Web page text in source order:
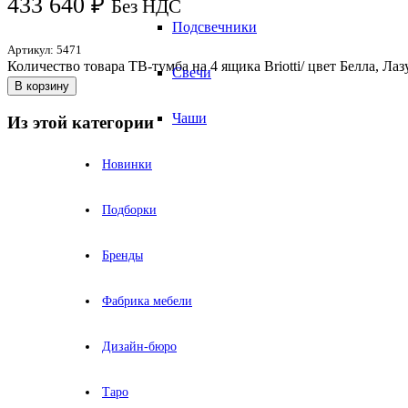
Подсвечники
Свечи
Чаши
Новинки
Подборки
Бренды
Фабрика мебели
Дизайн-бюро
Таро
433 640 ₽ Без НДС
Артикул: 5471
Количество товара ТВ-тумба на 4 ящика Briotti/ цвет Белла,
В корзину
Из этой категории